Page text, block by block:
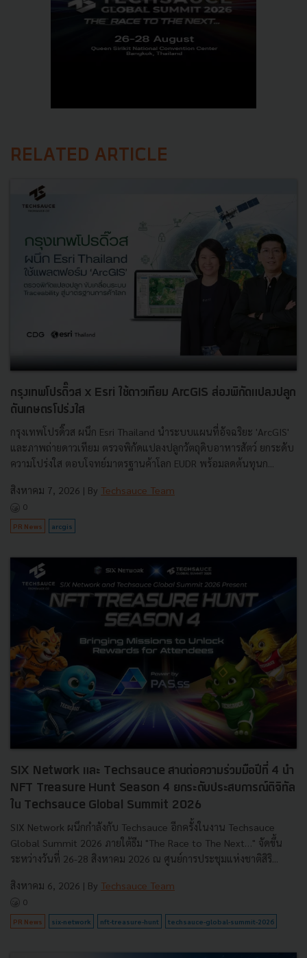
RELATED ARTICLE
กรุงเทพโปรดิ๊วส x Esri ใช้ดาวเทียม ArcGIS ส่องพิกัดแปลงปลูก
ดันเกษตรโปร่งใส
กรุงเทพโปรดิ๊วส ผนึก Esri Thailand นำระบบแผนที่อัจฉริยะ 'ArcGIS'
และภาพถ่ายดาวเทียม ตรวจพิกัดแปลงปลูกวัตถุดิบอาหารสัตว์ ยกระดับ
ความโปร่งใส ตอบโจทย์มาตรฐานค้าโลก EUDR พร้อมลดต้นทุนก...
สิงหาคม 7, 2026 | By Techsauce Team
0
PR News arcgis
SIX Network และ Techsauce สานต่อความร่วมมือปีที่ 4 นำ
NFT Treasure Hunt Season 4 ยกระดับประสบการณ์ดิจิทัล
ใน Techsauce Global Summit 2026
SIX Network ผนึกกำลังกับ Techsauce อีกครั้งในงาน Techsauce
Global Summit 2026 ภายใต้ธีม "The Race to The Next…" จัดขึ้น
ระหว่างวันที่ 26-28 สิงหาคม 2026 ณ ศูนย์การประชุมแห่งชาติสิริ...
สิงหาคม 6, 2026 | By Techsauce Team
0
PR News six-network nft-treasure-hunt techsauce-global-summit-2026